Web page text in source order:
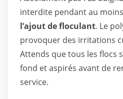
interdite pendant au moins
l’ajout de floculant. Le
provoquer des irritations
Attends que tous les flocs
fond et aspirés avant de
service.